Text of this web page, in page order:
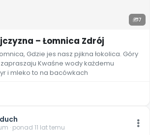
7
– Łomnica Zdrój
Gdzie jes nasz pjikna łokolica. Góry
Kwaśne wody każdemu
i mleko to na bacówkach
· ponad 11 lat temu